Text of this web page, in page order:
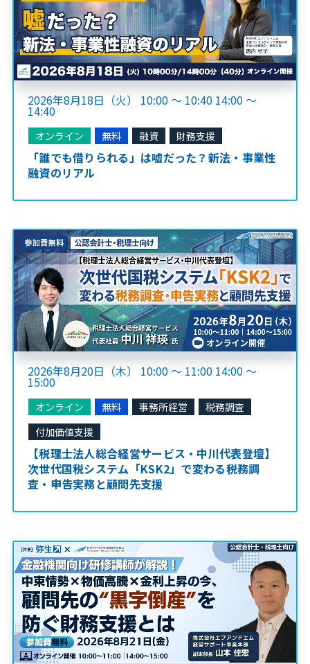
2026年8月18日（火） 10:00 ～ 10:40 14:00 ～
14:40
オンライン 無料 融資 財務支援
「誰でも借りられる」は嘘だった？新法・事業性
融資のリアル
2026年8月20日（木） 10:00 ～ 11:00 14:00 ～
15:00
オンライン 無料 事務所経営
税務調査
付加価値支援
【税理士法人総合経営サービス・中川代表登壇】
次世代国税システム「KSK2」で変わる税務調
査・申告実務と顧問先支援